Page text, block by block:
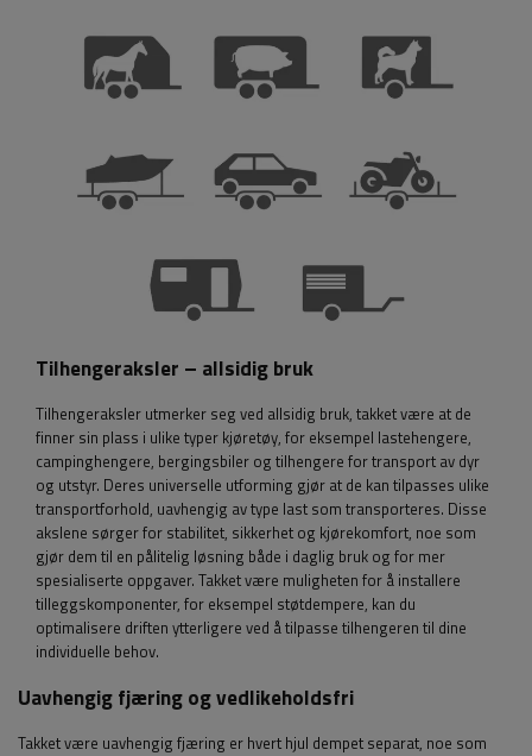
Tilhengeraksler – allsidig bruk
Tilhengeraksler utmerker seg ved allsidig bruk, takket være at de
finner sin plass i ulike typer kjøretøy, for eksempel lastehengere,
campinghengere, bergingsbiler og tilhengere for transport av dyr
og utstyr. Deres universelle utforming gjør at de kan tilpasses ulike
transportforhold, uavhengig av type last som transporteres. Disse
akslene sørger for stabilitet, sikkerhet og kjørekomfort, noe som
gjør dem til en pålitelig løsning både i daglig bruk og for mer
spesialiserte oppgaver. Takket være muligheten for å installere
tilleggskomponenter, for eksempel støtdempere, kan du
optimalisere driften ytterligere ved å tilpasse tilhengeren til dine
individuelle behov.
Uavhengig fjæring og vedlikeholdsfri
Takket være uavhengig fjæring er hvert hjul dempet separat, noe som